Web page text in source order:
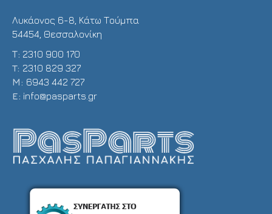
Λυκάονος 6-8, Κάτω Τούμπα
54454, Θεσσαλονίκη
Τ: 2310 900 170
T: 2310 829 327
Μ: 6943 442 727
E: info@pasparts.gr